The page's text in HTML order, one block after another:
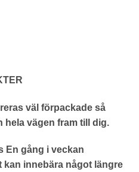
väl förpackade så
hela vägen fram till dig.
En gång i veckan
kan innebära något längre